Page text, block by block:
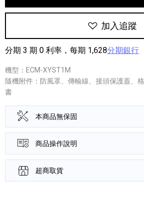
加入追蹤
分期 3 期 0 利率，每期 1,628分期銀行
機型：ECM-XYST1M
隨機附件：防風罩、傳輸線、接頭保護蓋、
書
本商品無保固
商品操作說明
超商取貨